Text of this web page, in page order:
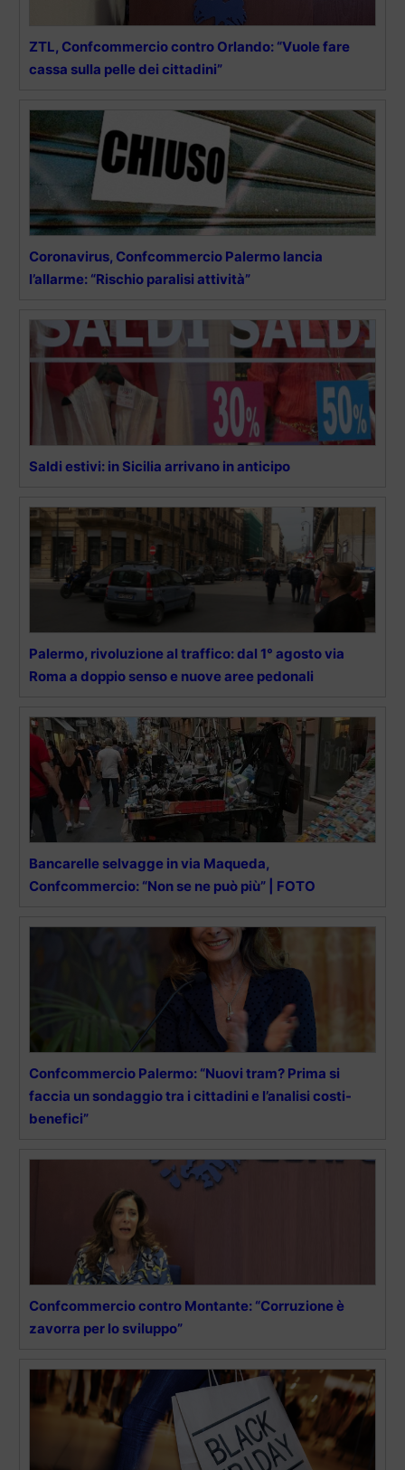
ZTL, Confcommercio contro Orlando: “Vuole fare
cassa sulla pelle dei cittadini”
Coronavirus, Confcommercio Palermo lancia
l’allarme: “Rischio paralisi attività”
Saldi estivi: in Sicilia arrivano in anticipo
Palermo, rivoluzione al traffico: dal 1° agosto via
Roma a doppio senso e nuove aree pedonali
Bancarelle selvagge in via Maqueda,
Confcommercio: “Non se ne può più” | FOTO
Confcommercio Palermo: “Nuovi tram? Prima si
faccia un sondaggio tra i cittadini e l’analisi costi-
benefici”
Confcommercio contro Montante: “Corruzione è
zavorra per lo sviluppo”